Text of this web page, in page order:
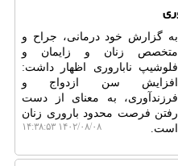
به گزارش خود درمانی، جراح و
متخصص زنان و زایمان و
فلوشیپ ناباروری اظهار داشت:
افزایش سن ازدواج و
فرزندآوری، به معنای از دست
رفتن فرصت محدود باروری زنان
است.
۱۴۰۲/۰۸/۰۸ ۱۴:۳۸:۵۳